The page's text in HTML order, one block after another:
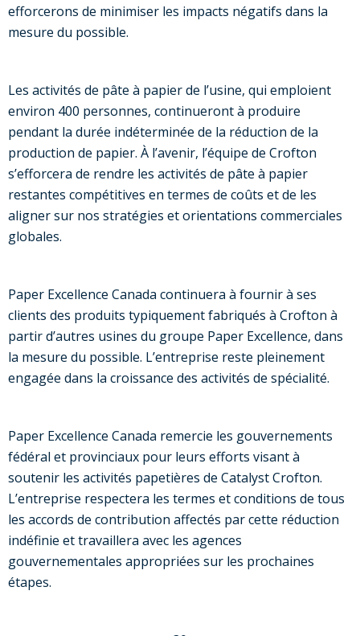
efforcerons de minimiser les impacts négatifs dans la
mesure du possible.
Les activités de pâte à papier de l’usine, qui emploient
environ 400 personnes, continueront à produire
pendant la durée indéterminée de la réduction de la
production de papier. À l’avenir, l’équipe de Crofton
s’efforcera de rendre les activités de pâte à papier
restantes compétitives en termes de coûts et de les
aligner sur nos stratégies et orientations commerciales
globales.
Paper Excellence Canada continuera à fournir à ses
clients des produits typiquement fabriqués à Crofton à
partir d’autres usines du groupe Paper Excellence, dans
la mesure du possible. L’entreprise reste pleinement
engagée dans la croissance des activités de spécialité.
Paper Excellence Canada remercie les gouvernements
fédéral et provinciaux pour leurs efforts visant à
soutenir les activités papetières de Catalyst Crofton.
L’entreprise respectera les termes et conditions de tous
les accords de contribution affectés par cette réduction
indéfinie et travaillera avec les agences
gouvernementales appropriées sur les prochaines
étapes.